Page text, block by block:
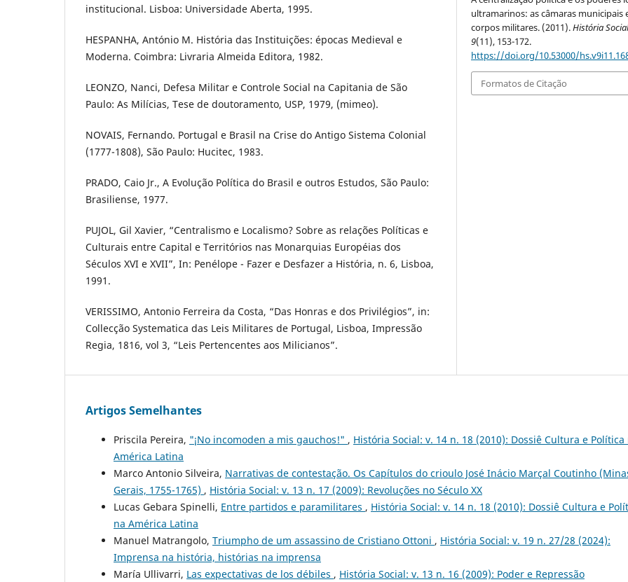
institucional. Lisboa: Universidade Aberta, 1995.
HESPANHA, António M. História das Instituições: épocas Medieval e
Moderna. Coimbra: Livraria Almeida Editora, 1982.
LEONZO, Nanci, Defesa Militar e Controle Social na Capitania de São
Paulo: As Milícias, Tese de doutoramento, USP, 1979, (mimeo).
NOVAIS, Fernando. Portugal e Brasil na Crise do Antigo Sistema Colonial
(1777-1808), São Paulo: Hucitec, 1983.
PRADO, Caio Jr., A Evolução Política do Brasil e outros Estudos, São Paulo:
Brasiliense, 1977.
PUJOL, Gil Xavier, “Centralismo e Localismo? Sobre as relações Políticas e
Culturais entre Capital e Territórios nas Monarquias Européias dos
Séculos XVI e XVII”, In: Penélope - Fazer e Desfazer a História, n. 6, Lisboa,
1991.
VERISSIMO, Antonio Ferreira da Costa, “Das Honras e dos Privilégios”, in:
Collecção Systematica das Leis Militares de Portugal, Lisboa, Impressão
Regia, 1816, vol 3, “Leis Pertencentes aos Milicianos”.
ultramarinos: as câmaras municipais
corpos militares. (2011).História
9(11), 153-172.
https://doi.org/10.53000/
Formatos de Citação
Artigos Semelhantes
Priscila Pereira, "¡No incomoden a mis gauchos!" , História Social: v. 14 n. 18 (2010): Dossiê Cultura e Política
América Latina
Marco Antonio Silveira, Narrativas de contestação. Os Capítulos do crioulo José Inácio Marçal Coutinho
Gerais, 1755-1765) , História Social: v. 13 n. 17 (2009): Revoluções no Século XX
Lucas Gebara Spinelli, Entre partidos e paramilitares , História Social: v. 14 n. 18 (2010): Dossiê Cultura e
na América Latina
Manuel Matrangolo, Triumpho de um assassino de Cristiano Ottoni , História Social: v. 19 n. 27/28 (2024):
Imprensa na história, histórias na imprensa
María Ullivarri, Las expectativas de los débiles , História Social: v. 13 n. 16 (2009): Poder e Repressão